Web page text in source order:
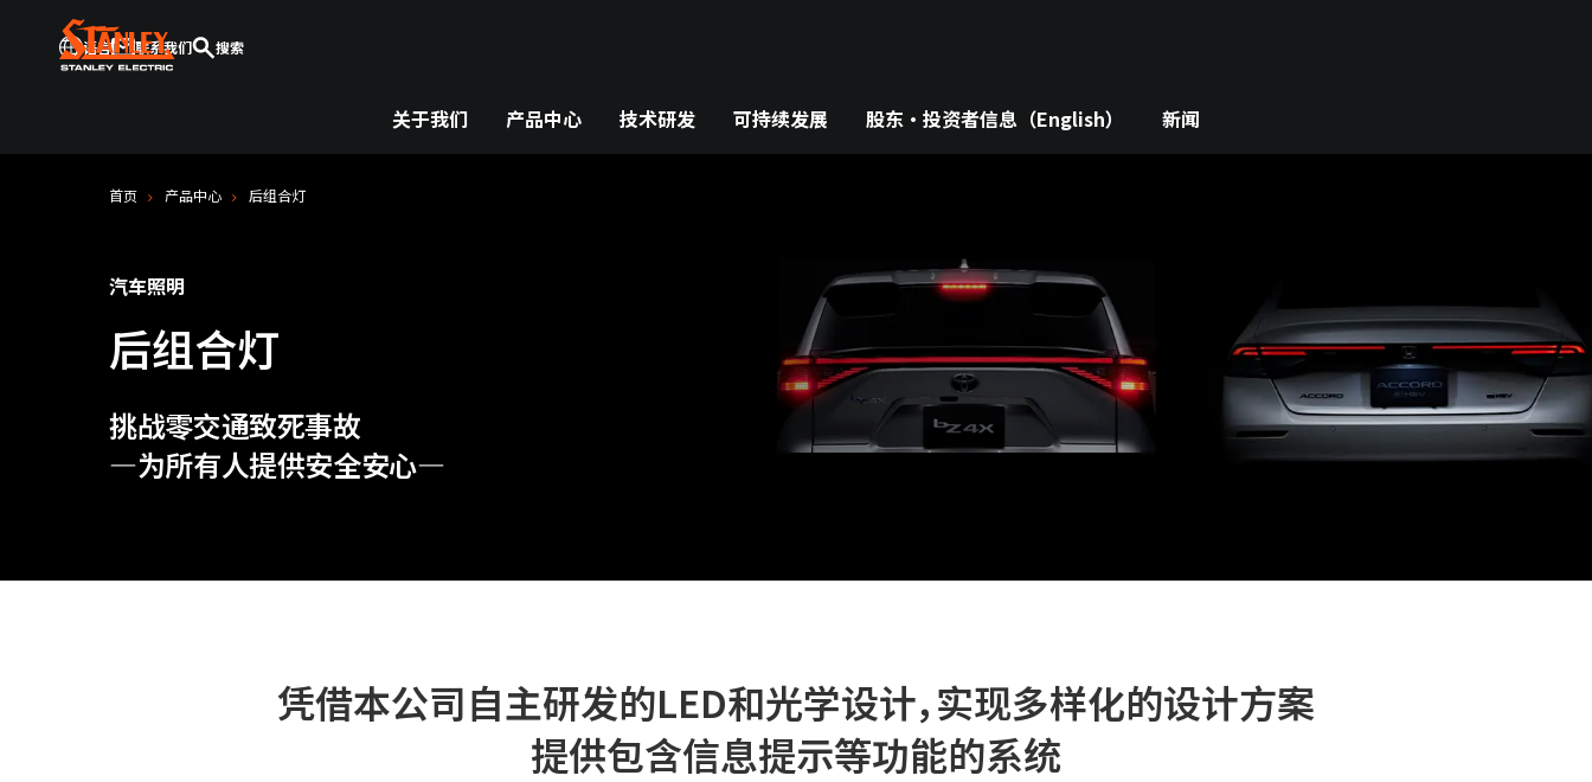
语言 联系我们 搜索
关于我们 产品中心 技术研发 可持续发展 股东・投资者信息（English） 新闻
首页 产品中心 后组合灯
汽车照明
后组合灯
挑战零交通致死事故
―为所有人提供安全安心―
凭借本公司自主研发的LED和光学设计，实现多样化的设计方案
提供包含信息提示等功能的系统